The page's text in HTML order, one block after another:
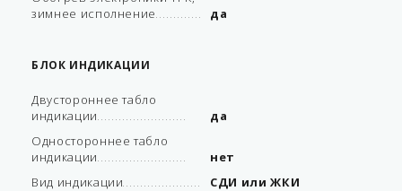
зимнее исполнение
да
БЛОК ИНДИКАЦИИ
Двустороннее табло
индикации
да
Одностороннее табло
индикации
нет
Вид индикации
СДИ или ЖКИ